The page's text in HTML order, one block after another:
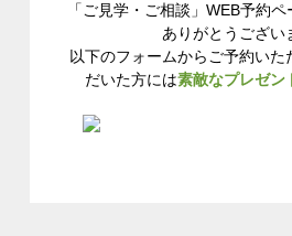
「ご見学・ご相談」WEB予約
ありがとうござい
以下のフォームからご予約いた
だいた方には素敵なプレゼン